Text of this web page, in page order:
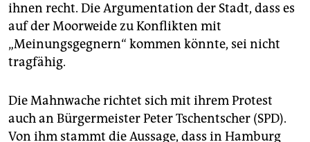
ihnen recht. Die Argumentation der Stadt, dass es
auf der Moorweide zu Konflikten mit
„Meinungsgegnern“ kommen könnte, sei nicht
tragfähig.
Die Mahnwache richtet sich mit ihrem Protest
auch an Bürgermeister Peter Tschentscher (SPD).
Von ihm stammt die Aussage, dass in Hamburg